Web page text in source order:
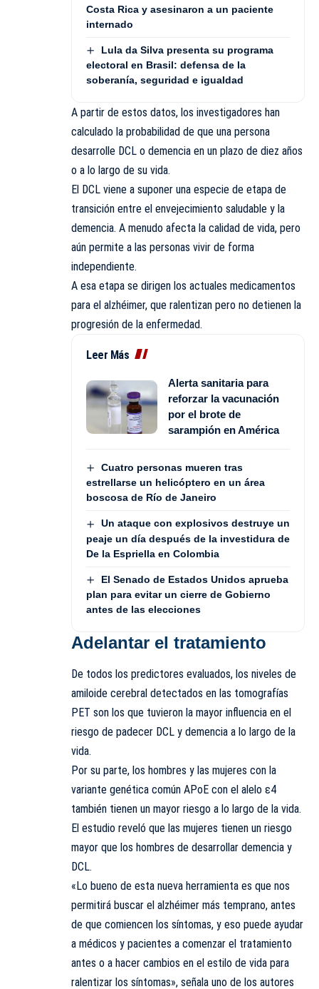
Costa Rica y asesinaron a un paciente
internado
Lula da Silva presenta su programa
electoral en Brasil: defensa de la
soberanía, seguridad e igualdad
A partir de estos datos, los investigadores han
calculado la probabilidad de que una persona
desarrolle DCL o demencia en un plazo de diez años
o a lo largo de su vida.
El DCL viene a suponer una especie de etapa de
transición entre el envejecimiento saludable y la
demencia. A menudo afecta la calidad de vida, pero
aún permite a las personas vivir de forma
independiente.
A esa etapa se dirigen los actuales medicamentos
para el alzhéimer, que ralentizan pero no detienen la
progresión de la enfermedad.
Leer Más
Alerta sanitaria para
reforzar la vacunación
por el brote de
sarampión en América
Cuatro personas mueren tras
estrellarse un helicóptero en un área
boscosa de Río de Janeiro
Un ataque con explosivos destruye un
peaje un día después de la investidura de
De la Espriella en Colombia
El Senado de Estados Unidos aprueba
plan para evitar un cierre de Gobierno
antes de las elecciones
Adelantar el tratamiento
De todos los predictores evaluados, los niveles de
amiloide cerebral detectados en las tomografías
PET son los que tuvieron la mayor influencia en el
riesgo de padecer DCL y demencia a lo largo de la
vida.
Por su parte, los hombres y las mujeres con la
variante genética común APoE con el alelo ε4
también tienen un mayor riesgo a lo largo de la vida.
El estudio reveló que las mujeres tienen un riesgo
mayor que los hombres de desarrollar demencia y
DCL.
«Lo bueno de esta nueva herramienta es que nos
permitirá buscar el alzhéimer más temprano, antes
de que comiencen los síntomas, y eso puede ayudar
a médicos y pacientes a comenzar el tratamiento
antes o a hacer cambios en el estilo de vida para
ralentizar los síntomas», señala uno de los autores